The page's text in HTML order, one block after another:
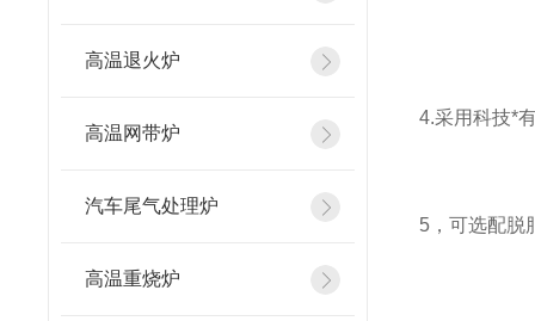
高温退火炉
高温网带炉
汽车尾气处理炉
高温重烧炉
4.采用科技*
5，可选配脱